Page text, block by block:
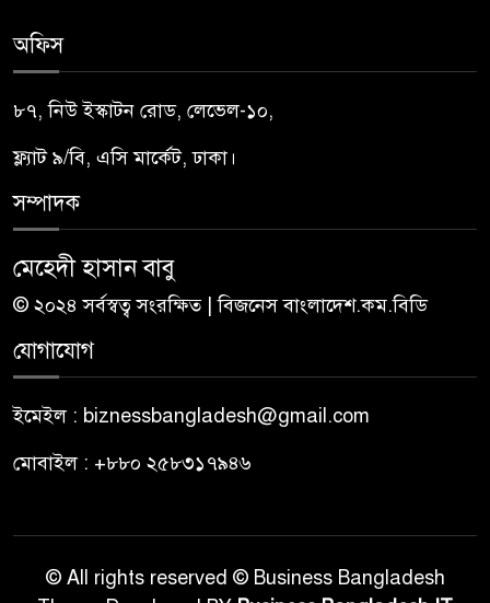
অফিস
৮৭, নিউ ইস্কাটন রোড, লেভেল-১০,
ফ্ল্যাট ৯/বি, এসি মার্কেট, ঢাকা।
সম্পাদক
মেহেদী হাসান বাবু
© ২০২৪ সর্বস্বত্ব সংরক্ষিত | বিজনেস বাংলাদেশ.কম.বিডি
যোগাযোগ
ইমেইল : biznessbangladesh@gmail.com
মোবাইল : +৮৮০ ২৫৮৩১৭৯৪৬
© All rights reserved © Business Bangladesh